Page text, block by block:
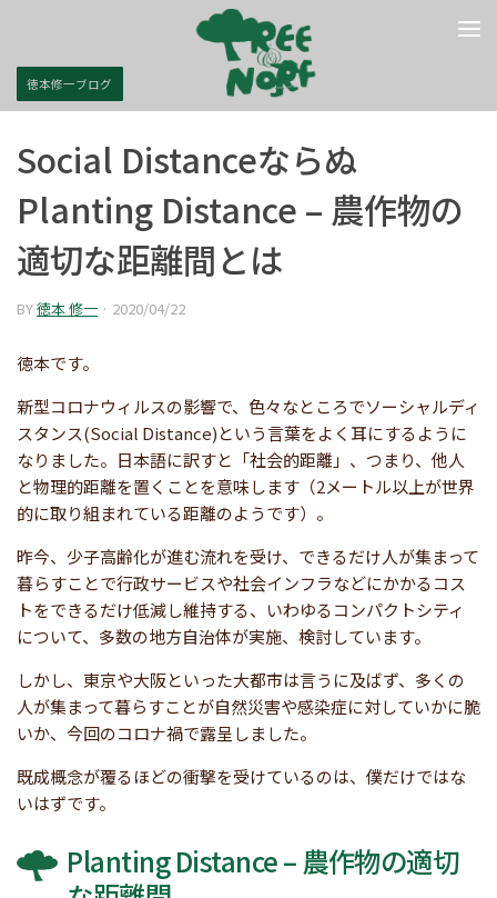
コンテンツへスキップ
徳本修一ブログ
Social Distanceならぬ
Planting Distance – 農作物の
適切な距離間とは
BY徳本 修一 · 2020/04/22
徳本です。
新型コロナウィルスの影響で、色々なところでソーシャルディ
スタンス(Social Distance)という言葉をよく耳にするように
なりました。日本語に訳すと「社会的距離」、つまり、他人
と物理的距離を置くことを意味します（2メートル以上が世界
的に取り組まれている距離のようです）。
昨今、少子高齢化が進む流れを受け、できるだけ人が集まって
暮らすことで行政サービスや社会インフラなどにかかるコス
トをできるだけ低減し維持する、いわゆるコンパクトシティ
について、多数の地方自治体が実施、検討しています。
しかし、東京や大阪といった大都市は言うに及ばず、多くの
人が集まって暮らすことが自然災害や感染症に対していかに脆
いか、今回のコロナ禍で露呈しました。
既成概念が覆るほどの衝撃を受けているのは、僕だけではな
いはずです。
Planting Distance – 農作物の適切